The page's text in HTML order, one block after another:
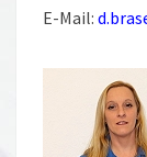
E-Mail: